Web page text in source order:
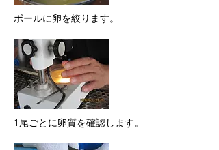
ボールに卵を絞ります。
1尾ごとに卵質を確認します。